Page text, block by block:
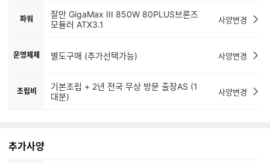
파워
잘만 GigaMax III 850W 80PLUS브론즈
모듈러 ATX3.1
사양변경
운영체제 별도구매 (추가선택가능) 사양변경
조립비
기본조립 + 2년 전국 무상 방문 출장AS (1
대분)
사양변경
추가사양